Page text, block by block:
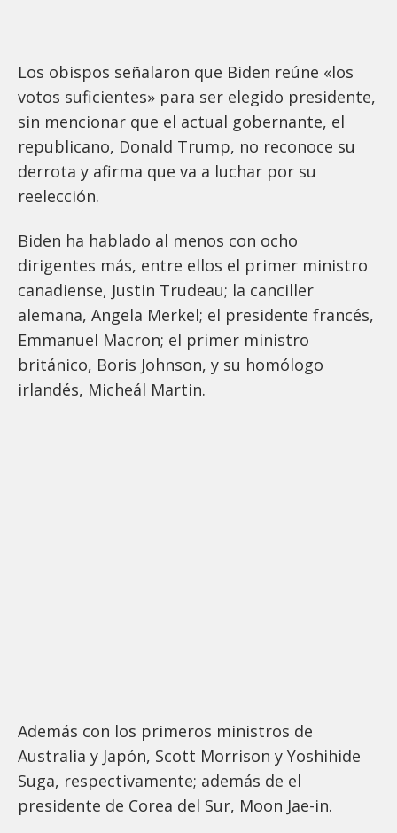
Los obispos señalaron que Biden reúne «los
votos suficientes» para ser elegido presidente,
sin mencionar que el actual gobernante, el
republicano, Donald Trump, no reconoce su
derrota y afirma que va a luchar por su
reelección.
Biden ha hablado al menos con ocho
dirigentes más, entre ellos el primer ministro
canadiense, Justin Trudeau; la canciller
alemana, Angela Merkel; el presidente francés,
Emmanuel Macron; el primer ministro
británico, Boris Johnson, y su homólogo
irlandés, Micheál Martin.
Además con los primeros ministros de
Australia y Japón, Scott Morrison y Yoshihide
Suga, respectivamente; además de el
presidente de Corea del Sur, Moon Jae-in.